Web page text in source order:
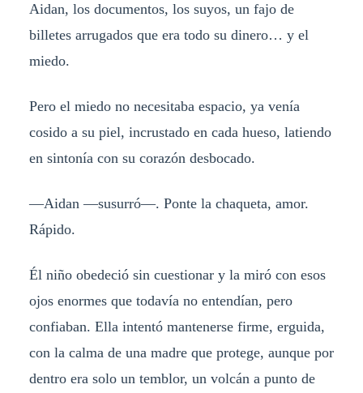
Aidan, los documentos, los suyos, un fajo de
billetes arrugados que era todo su dinero… y el
miedo.
Pero el miedo no necesitaba espacio, ya venía
cosido a su piel, incrustado en cada hueso, latiendo
en sintonía con su corazón desbocado.
—Aidan —susurró—. Ponte la chaqueta, amor.
Rápido.
Él niño obedeció sin cuestionar y la miró con esos
ojos enormes que todavía no entendían, pero
confiaban. Ella intentó mantenerse firme, erguida,
con la calma de una madre que protege, aunque por
dentro era solo un temblor, un volcán a punto de